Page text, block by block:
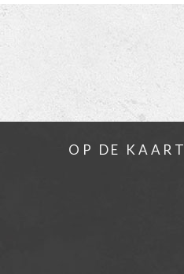
OP DE KAART